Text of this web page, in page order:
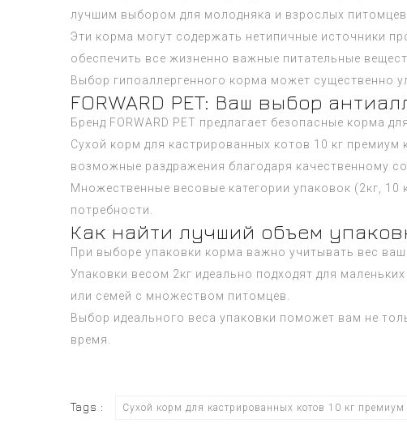
лучшим выбором для молодняка и взрослых
Эти корма могут содержать нетипичные источники
обеспечить все жизненно важные питательные
Выбор гипоаллергенного корма может существенно
FORWARD PET: Ваш выбор
Бренд FORWARD PET предлагает безопасные корма
Сухой корм для кастрированных котов 10 кг премиум
возможные раздражения благодаря качественному
Множественные весовые категории упаковок (2кг,
потребности.
Как найти лучший объем
При выборе упаковки корма важно учитывать вес
Упаковки весом 2кг идеально подходят для
или семей с множеством питомцев.
Выбор идеального веса упаковки поможет вам не
время.
Tags : Сухой корм для кастрированных котов 10 кг премиум